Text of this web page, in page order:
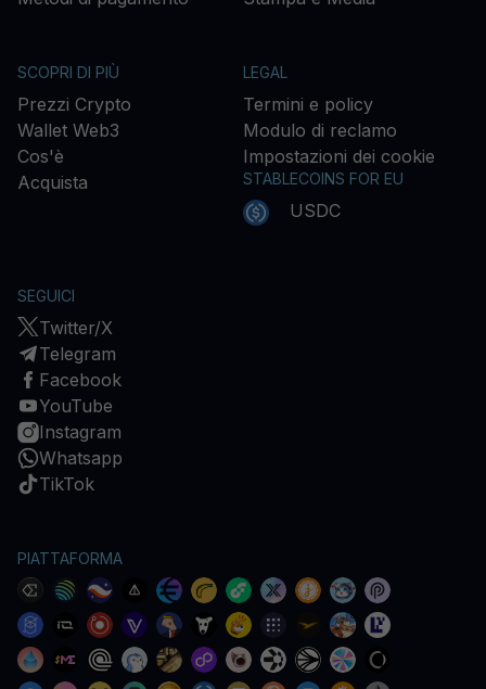
SCOPRI DI PIÙ
Prezzi Crypto
Wallet Web3
Cos'è
Acquista
LEGAL
Termini e policy
Modulo di reclamo
Impostazioni dei cookie
STABLECOINS FOR EU
USDC
SEGUICI
Twitter/X
Telegram
Facebook
YouTube
Instagram
Whatsapp
TikTok
PIATTAFORMA